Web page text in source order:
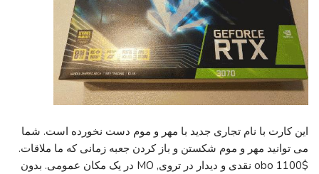
این کارت با نام تجاری جدید با مهر و موم دست نخورده است. شما
می توانید مهر و موم شکستن و باز کردن جعبه زمانی که ما ملاقات.
$1100 obo نقدی و دیدار در تروی, MO در یک مکان عمومی. بدون